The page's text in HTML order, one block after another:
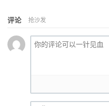
评论 抢沙发